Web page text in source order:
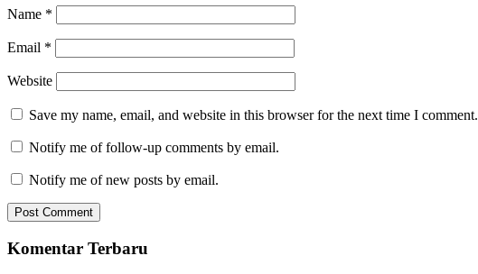
Name *
Email *
Website
Save my name, email, and website in this browser for the next time I comment.
Notify me of follow-up comments by email.
Notify me of new posts by email.
Komentar Terbaru